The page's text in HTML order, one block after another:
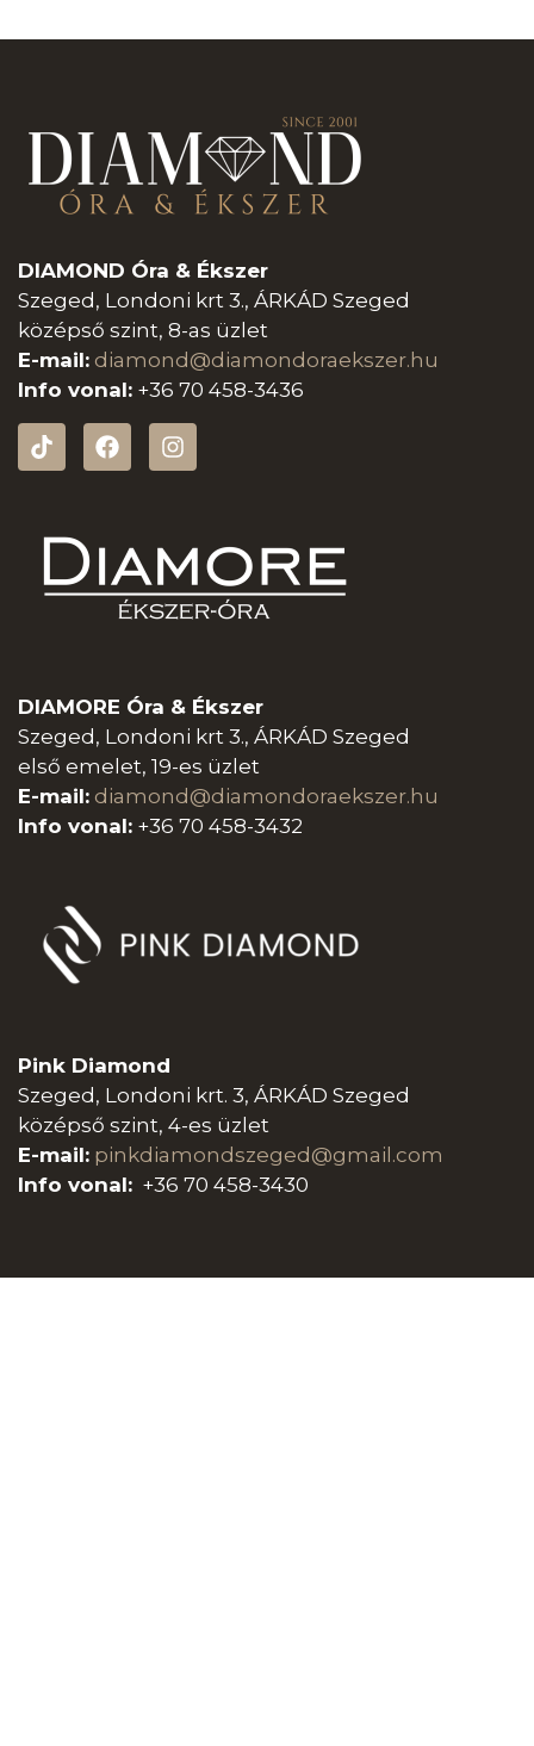
DIAMOND Óra & Ékszer
Szeged, Londoni krt 3., ÁRKÁD Szeged
középső szint, 8-as üzlet
E-mail: diamond@diamondoraekszer.hu
Info vonal: +36 70 458-3436
DIAMORE Óra & Ékszer
Szeged, Londoni krt 3., ÁRKÁD Szeged
első emelet, 19-es üzlet
E-mail: diamond@diamondoraekszer.hu
Info vonal: +36 70 458-3432
Pink Diamond
Szeged, Londoni krt. 3, ÁRKÁD Szeged
középső szint, 4-es üzlet
E-mail: pinkdiamondszeged@gmail.com
Info vonal: +36 70 458-3430